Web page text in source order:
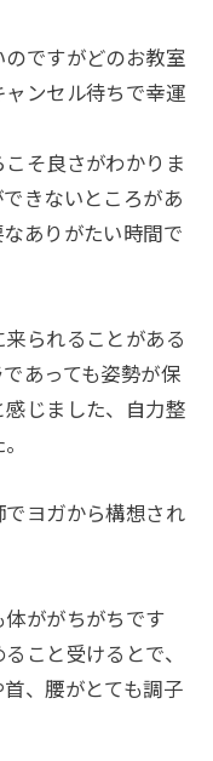
ですがどのお教室
ンセル待ちで幸運
そ良さがわかりま
きないところがあ
ありがたい時間で
られることがある
あっても姿勢が保
じました、自力整
ヨガから構想され
ががちがちです
こと受けるとで、
、腰がとても調子